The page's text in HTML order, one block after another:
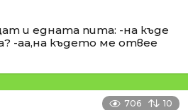
и едната пита: -на къде
-аа,на където ме отвее
706 10